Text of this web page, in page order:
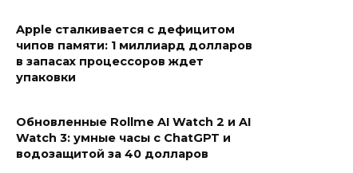
Apple сталкивается с дефицитом
чипов памяти: 1 миллиард долларов
в запасах процессоров ждет
упаковки
Обновленные Rollme AI Watch 2 и AI
Watch 3: умные часы с ChatGPT и
водозащитой за 40 долларов